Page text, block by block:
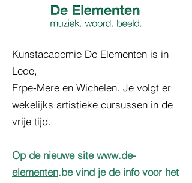
Kunstacademie De Elementen is in
Lede,
Erpe-Mere en Wichelen. Je volgt er
wekelijks artistieke cursussen in de
vrije tijd.
Op de nieuwe sitewww.de-
elementen.be vind je de info voor het